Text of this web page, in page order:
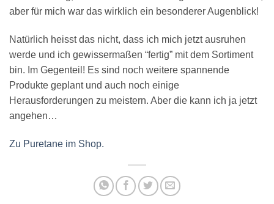
aber für mich war das wirklich ein besonderer Augenblick!
Natürlich heisst das nicht, dass ich mich jetzt ausruhen
werde und ich gewissermaßen “fertig” mit dem Sortiment
bin. Im Gegenteil! Es sind noch weitere spannende
Produkte geplant und auch noch einige
Herausforderungen zu meistern. Aber die kann ich ja jetzt
angehen…
Zu Puretane im Shop.